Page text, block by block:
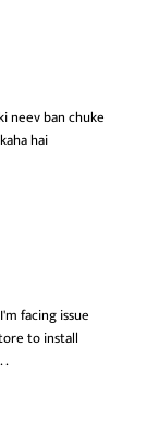
neev ban chuke
hai
facing issue
to install
.